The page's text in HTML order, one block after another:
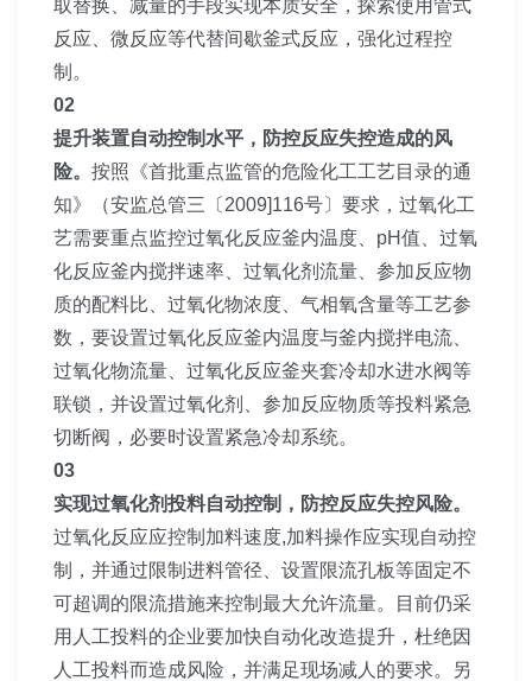
取替换、减量的手段实现本质安全，探索使用管式
反应、微反应等代替间歇釜式反应，强化过程控
制。
02
提升装置自动控制水平，防控反应失控造成的风
险。 按照《首批重点监管的危险化工工艺目录的通
知》（安监总管三〔2009]116号〕要求，过氧化工
艺需要重点监控过氧化反应釜内温度、pH值、过氧
化反应釜内搅拌速率、过氧化剂流量、参加反应物
质的配料比、过氧化物浓度、气相氧含量等工艺参
数，要设置过氧化反应釜内温度与釜内搅拌电流、
过氧化物流量、过氧化反应釜夹套冷却水进水阀等
联锁，并设置过氧化剂、参加反应物质等投料紧急
切断阀，必要时设置紧急冷却系统。
03
实现过氧化剂投料自动控制，防控反应失控风险。
过氧化反应应控制加料速度,加料操作应实现自动控
制，并通过限制进料管径、设置限流孔板等固定不
可超调的限流措施来控制最大允许流量。目前仍采
用人工投料的企业要加快自动化改造提升，杜绝因
人工投料而造成风险，并满足现场减人的要求。另